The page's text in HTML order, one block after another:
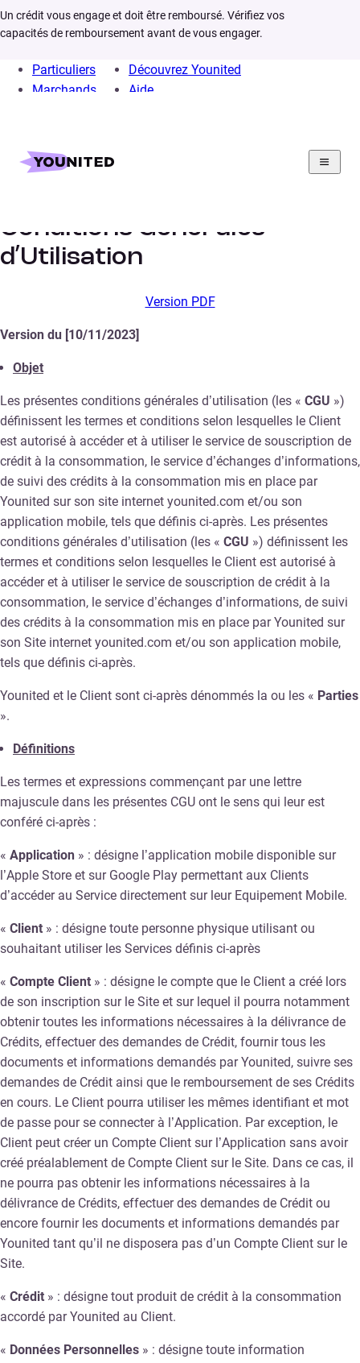
Un crédit vous engage et doit être remboursé. Vérifiez vos
capacités de remboursement avant de vous engager.
Particuliers
Marchands
Découvrez Younited
Aide
Home
Section juridique
Conditions Générales
d’Utilisation
Version PDF
Version du [10/11/2023]
Objet
Les présentes conditions générales d’utilisation (les « CGU »)
définissent les termes et conditions selon lesquelles le Client
est autorisé à accéder et à utiliser le service de souscription de
crédit à la consommation, le service d’échanges d’informations,
de suivi des crédits à la consommation mis en place par
Younited sur son site internet younited.com et/ou son
application mobile, tels que définis ci-après. Les présentes
conditions générales d’utilisation (les « CGU ») définissent les
termes et conditions selon lesquelles le Client est autorisé à
accéder et à utiliser le service de souscription de crédit à la
consommation, le service d’échanges d’informations, de suivi
des crédits à la consommation mis en place par Younited sur
son Site internet younited.com et/ou son application mobile,
tels que définis ci-après.
Younited et le Client sont ci-après dénommés la ou les « Parties
».
Définitions
Les termes et expressions commençant par une lettre
majuscule dans les présentes CGU ont le sens qui leur est
conféré ci-après :
« Application » : désigne l’application mobile disponible sur
l’Apple Store et sur Google Play permettant aux Clients
d’accéder au Service directement sur leur Equipement Mobile.
« Client » : désigne toute personne physique utilisant ou
souhaitant utiliser les Services définis ci-après
« Compte Client » : désigne le compte que le Client a créé lors
de son inscription sur le Site et sur lequel il pourra notamment
obtenir toutes les informations nécessaires à la délivrance de
Crédits, effectuer des demandes de Crédit, fournir tous les
documents et informations demandés par Younited, suivre ses
demandes de Crédit ainsi que le remboursement de ses Crédits
en cours. Le Client pourra utiliser les mêmes identifiant et mot
de passe pour se connecter à l’Application. Par exception, le
Client peut créer un Compte Client sur l’Application sans avoir
créé préalablement de Compte Client sur le Site. Dans ce cas, il
ne pourra pas obtenir les informations nécessaires à la
délivrance de Crédits, effectuer des demandes de Crédit ou
encore fournir les documents et informations demandés par
Younited tant qu’il ne disposera pas d’un Compte Client sur le
Site.
« Crédit » : désigne tout produit de crédit à la consommation
accordé par Younited au Client.
« Données Personnelles » : désigne toute information